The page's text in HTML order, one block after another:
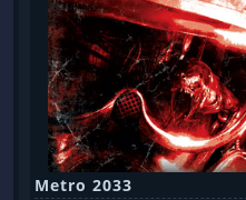
Metro 2033